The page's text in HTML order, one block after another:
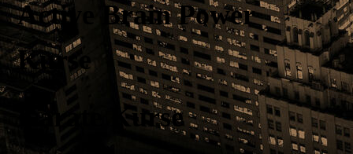
Active Brain Power
Kurse
Karate Kurse